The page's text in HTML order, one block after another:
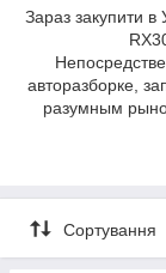
Зараз закупити в
авторазборке,
разумным
части только
просто не
приобретение
часть, и
Сортування